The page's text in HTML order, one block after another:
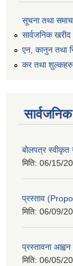
सूचना तथा
सार्वजनिक
एन, कानुन तथा
कर तथा शुल्कहरु
बोलपत्र स्वीकृत
मिति: 06/15/
प्रस्ताव
मिति: 06/09/
प्रस्तावना
मिति: 06/05/